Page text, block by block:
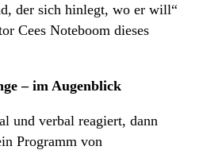
der sich hinlegt, wo er will“
Cees Noteboom dieses
– im Augenblick
und verbal reagiert, dann
Programm von